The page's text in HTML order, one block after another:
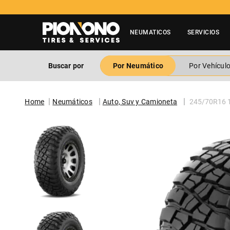
NEUMATICOS SERVICIOS
Buscar por Por Neumático Por Vehículo
Neumáticos Auto, Suv y Camioneta 245/70R16